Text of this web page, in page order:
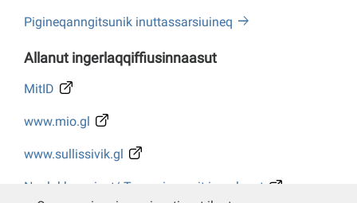
Pigineqanngitsunik inuttassarsiuineq
Allanut ingerlaqqiffiusinnaasut
MitID
www.mio.gl
www.sullissivik.gl
Naalakkersuisut/ Tusarniaanerit ingerlasut